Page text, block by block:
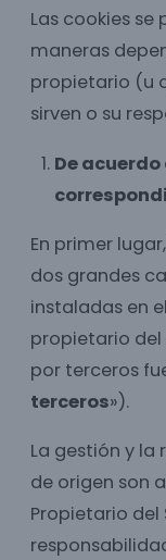
Las cookies
maneras
propietario (u
sirven o su
De
En primer
dos grandes
instaladas en
propietario del
por terceros
terceros»).
La gestión y la
de origen son
Propietario del